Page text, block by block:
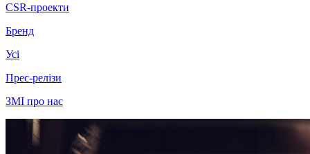
CSR-проекти
Бренд
Усі
Прес-релізи
ЗМІ про нас